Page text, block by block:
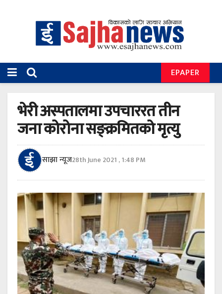
EPAPER
भेरी अस्पतालमा उपचाररत तीन
जना कोरोना सङ्क्रमितको मृत्यु
साझा न्यूज28th June 2021 , 1:48 PM